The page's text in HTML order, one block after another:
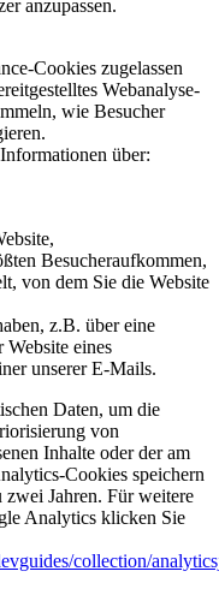
anzupassen.
Cookies zugelassen
Webanalyse-
wie Besucher
über:
Besucheraufkommen,
von dem Sie die Website
z.B. über eine
eines
unserer E-Mails.
Daten, um die
von
Inhalte oder der am
Cookies speichern
Jahren. Für weitere
Analytics klicken Sie
collection/